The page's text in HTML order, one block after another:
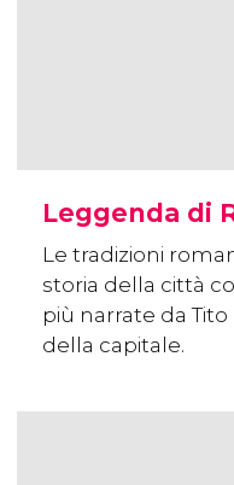
Leggenda di
Le tradizioni
storia della città
più narrate da
della capitale.